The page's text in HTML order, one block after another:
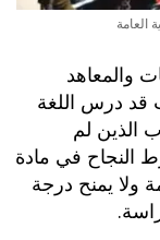
العامة
والمعاهد
قد درس اللغة
الذين لم
النجاح في مادة
ولا يمنح درجة